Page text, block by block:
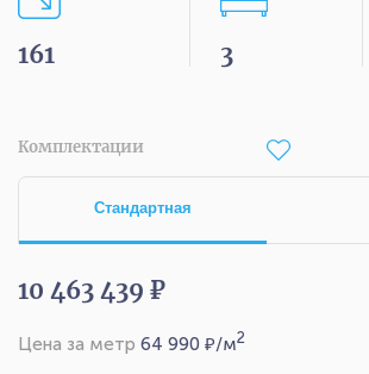
161 3
Комплектации
Стандартная
10 463 439 ₽
Цена за метр 64 990 ₽/м2